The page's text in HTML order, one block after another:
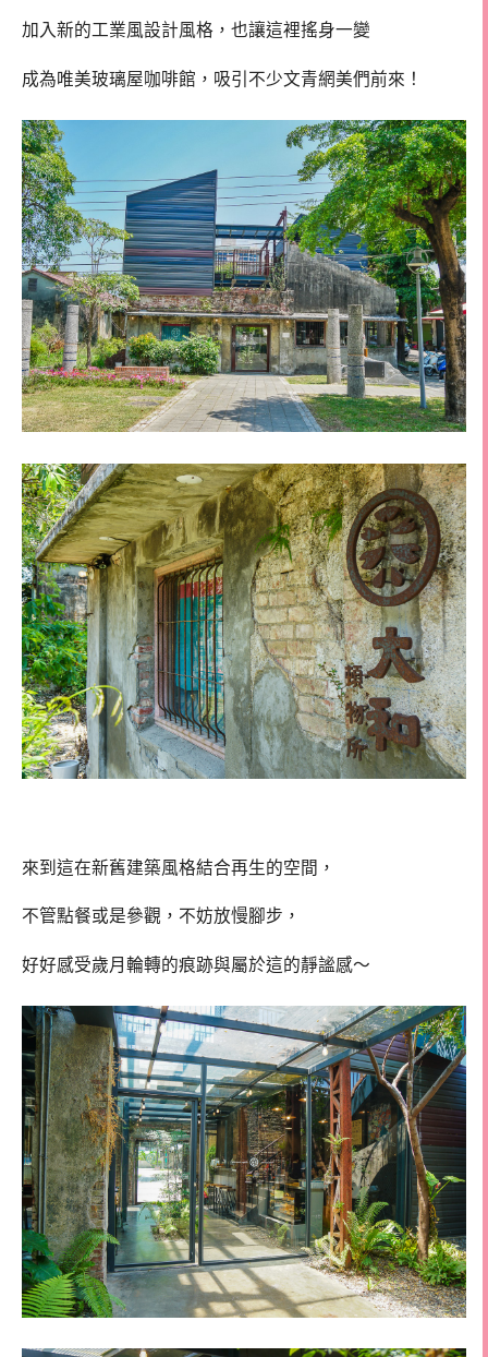
加入新的工業風設計風格，也讓這裡搖身一變
成為唯美玻璃屋咖啡館，吸引不少文青網美們前來！
來到這在新舊建築風格結合再生的空間，
不管點餐或是參觀，不妨放慢腳步，
好好感受歲月輪轉的痕跡與屬於這的靜謐感～